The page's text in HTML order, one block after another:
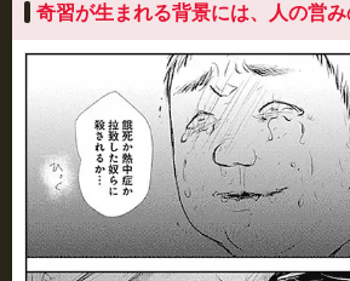
奇習が生まれる背景には、人の営